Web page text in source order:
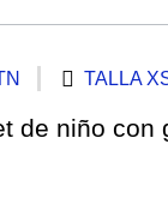
TALLA
de niño con